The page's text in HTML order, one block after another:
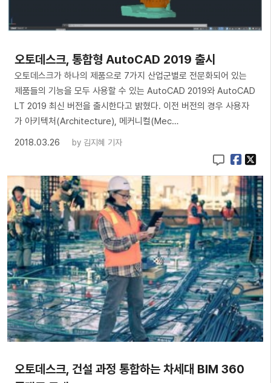
오토데스크, 통합형 AutoCAD 2019 출시
오토데스크가 하나의 제품으로 7가지 산업군별로 전문화되어 있는
제품들의 기능을 모두 사용할 수 있는 AutoCAD 2019와 AutoCAD
LT 2019 최신 버전을 출시한다고 밝혔다. 이전 버전의 경우 사용자
가 아키텍처(Architecture), 메커니컬(Mec…
2018.03.26
by 김지혜 기자
오토데스크, 건설 과정 통합하는 차세대 BIM 360